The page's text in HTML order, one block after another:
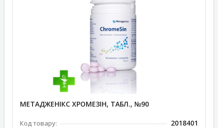
МЕТАДЖЕНІКС ХРОМЕЗІН, ТАБЛ., №90
Код товару: 2018401